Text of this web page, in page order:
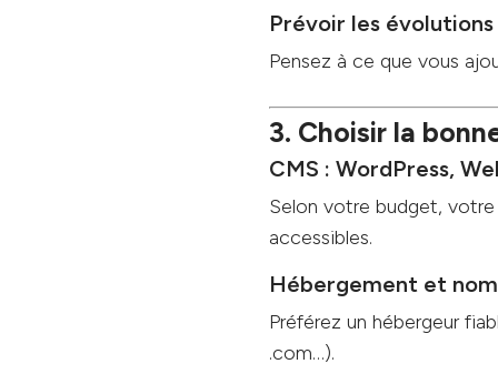
Prévoir les évolutions
Pensez à ce que vous
3. Choisir la
CMS : WordPress,
Selon votre budget,
accessibles.
Hébergement et
Préférez un hébergeur
.com…).